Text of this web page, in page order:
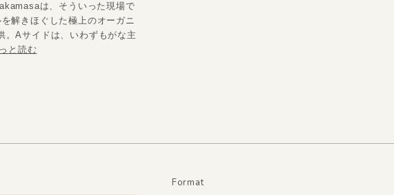
は、そういった現場で
解きほぐした極上のオーガニ
Aサイドは、いわずもがな主
と読む
Format